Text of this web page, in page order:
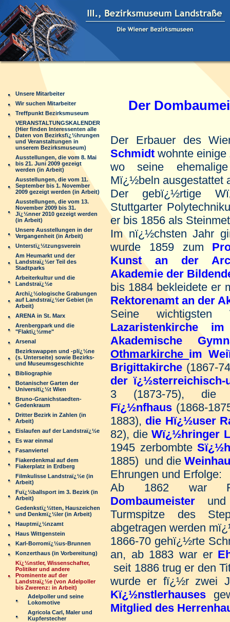
Unsere Mitarbeiter
Wir suchen Mitarbeiter
Treffpunkt Bezirksmuseum
VERANSTALTUNGSKALENDER
(Hier finden Interessenten alle
Daten von Bezirksfï¿½hrungen
und Veranstaltungen in
unserem Bezirksmuseum)
Ausstellungen, die vom 8. Mai
bis 21. Juni 2009 gezeigt
werden (in Arbeit)
Ausstellungen, die vom 11.
September bis 1. November
2009 gezeigt werden (in Arbeit)
Ausstellungen, die vom 13.
November 2009 bis 31.
Jï¿½nner 2010 gezeigt werden
(in Arbeit)
Unsere Ausstellungen in der
Vergangenheit (in Arbeit)
Unterstï¿½tzungsverein
Am Heumarkt und der
Landstraï¿½er Teil des
Stadtparks
Arbeiterkultur und die
Landstraï¿½e
Archï¿½ologische Grabungen
auf Landstraï¿½er Gebiet (in
Arbeit)
ARENA in St. Marx
Arenbergpark und die
"Flaktï¿½rme"
Arsenal
Bezirkswappen und -plï¿½ne
(s. Unterseite) sowie Bezirks-
und Museumsgeschichte
Bibliographie
Botanischer Garten der
Universitï¿½t Wien
Bruno-Granichstaedten-
Gedenkraum
Dritter Bezirk in Zahlen (in
Arbeit)
Eislaufen auf der Landstraï¿½e
Es war einmal
Fasanviertel
Fiakerdenkmal auf dem
Fiakerplatz in Erdberg
Filmkulisse Landstraï¿½e (in
Arbeit)
Fuï¿½ballsport im 3. Bezirk (in
Arbeit)
Gedenkstï¿½tten, Hauszeichen
und Denkmï¿½ler (in Arbeit)
Hauptmï¿½nzamt
Haus Wittgenstein
Karl-Borromï¿½us-Brunnen
Konzerthaus (in Vorbereitung)
Kï¿½nstler, Wissenschafter,
Politiker und andere
Prominente auf der
Landstraï¿½e (von Adelpoller
bis Zwerenz: in Arbeit)
Adelpoller und seine
Lokomotive
Agricola Carl, Maler und
Kupferstecher
Der
Der Erbauer des
Schmidt wohnte
wo seine
Mï¿½beln ausgestattet
Der gebï¿½rtige
Stuttgarter
er bis 1856 als
Im nï¿½chsten Jahr
wurde 1859 zum
Kunst an der
Akademie der
bis 1884 bekleidete er
Rektorenamt an der
Seine
Lazaristenkirche
Akademische
Othmarkirche im
Brigittakirche (1867-
der ï¿½sterreichisch-
3 (1873-75),
Fï¿½nfhaus (1868-
1883), die Hï¿½user
82), dieWï¿½hringer
1945 zerbombte
1885) und die
Ehrungen und Erfolge:
Ab 1862 war
Dombaumeister und
Turmspitze des
abgetragen werden
1866-70 gehï¿½rte
an, ab 1883 war er
seit 1886 trug er den
wurde er fï¿½r zwei
Kï¿½nstlerhauses
Mitglied des